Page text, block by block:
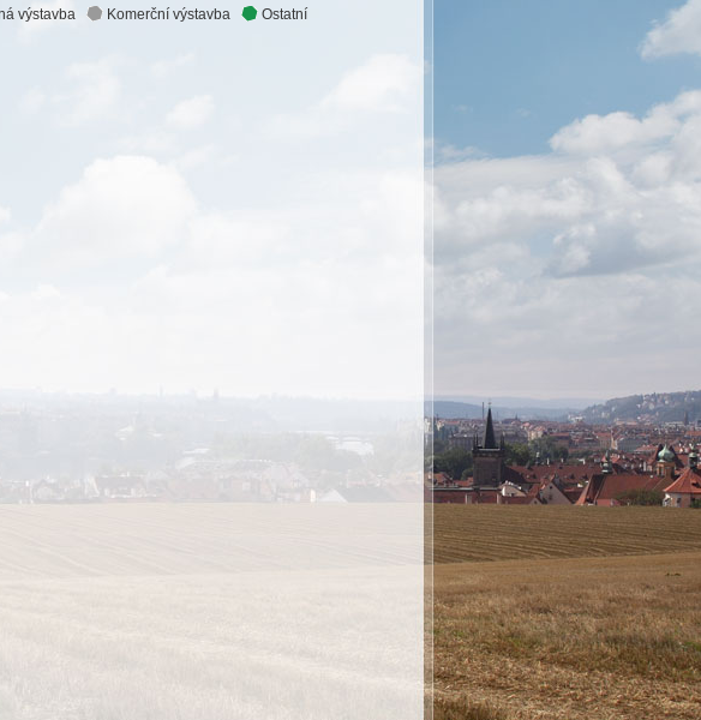
výstavba Komerční výstavba Ostatní